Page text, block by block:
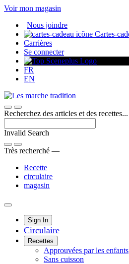
Passer
contenu
Voir mon magasin
Nous joindre
Cartes-
Carrières
Se connecter
FR
EN
Recherchez des articles et des recettes...
Invalid Search
Submit
Très recherché —
Recette
circulaire
magasin
Main
Menu
Sign In
Circulaire
Recettes
Approuvées par les enfants
Sans cuisson